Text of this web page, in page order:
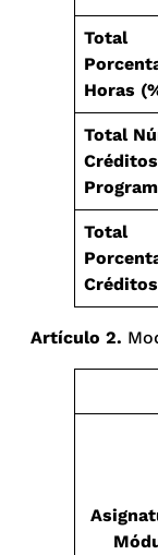
Total
Horas
Total
Total
Artículo 2.